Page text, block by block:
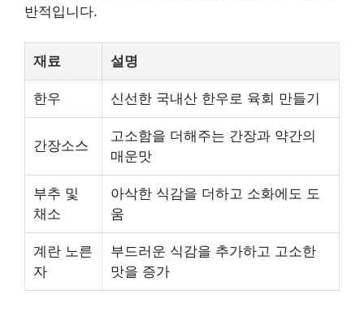
반적입니다.
재료 설명
한우 신선한 국내산 한우로 육회 만들기
간장소스
고소함을 더해주는 간장과 약간의
매운맛
부추 및
채소
아삭한 식감을 더하고 소화에도 도
움
계란 노른
자
부드러운 식감을 추가하고 고소한
맛을 증가